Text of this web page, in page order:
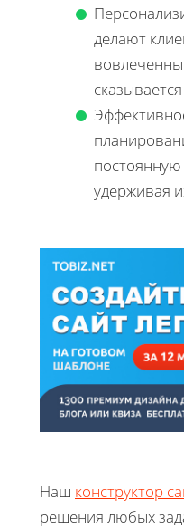
делают
постоянную
удерживая
Наш конструктор
решения любых